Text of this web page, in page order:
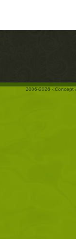
2006-2026 - Concept